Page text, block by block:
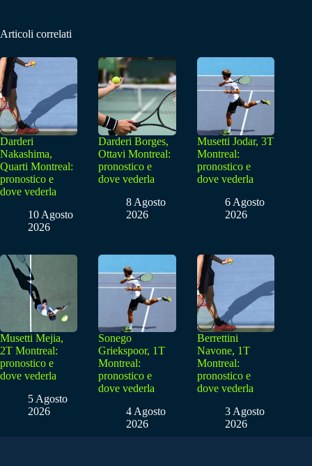
Articoli correlati
Darderi
Nakashima,
Quarti Montreal:
pronostico e
dove vederla
10 Agosto
2026
Darderi Borges,
Ottavi Montreal:
pronostico e
dove vederla
8 Agosto
2026
Musetti Jodar, 3T
Montreal:
pronostico e
dove vederla
6 Agosto
2026
Musetti Mejia,
2T Montreal:
pronostico e
dove vederla
5 Agosto
2026
Sonego
Griekspoor, 1T
Montreal:
pronostico e
dove vederla
4 Agosto
2026
Berrettini
Navone, 1T
Montreal:
pronostico e
dove vederla
3 Agosto
2026